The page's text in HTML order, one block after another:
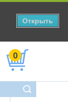
0
Открыть